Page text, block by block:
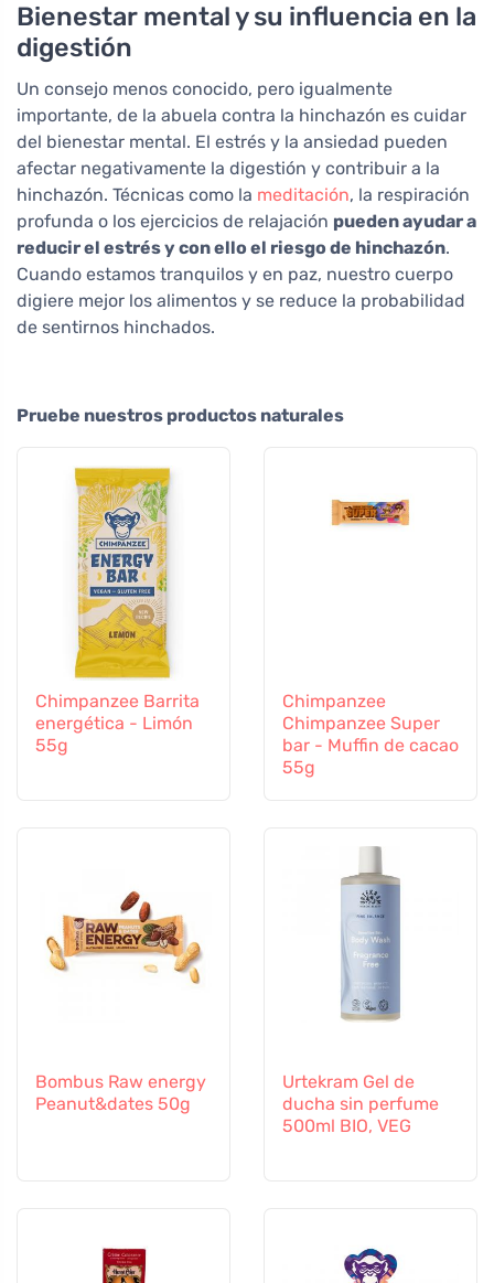
Bienestar mental y su influencia en la
digestión
Un consejo menos conocido, pero igualmente
importante, de la abuela contra la hinchazón es cuidar
del bienestar mental. El estrés y la ansiedad pueden
afectar negativamente la digestión y contribuir a la
hinchazón. Técnicas como la meditación, la respiración
profunda o los ejercicios de relajación pueden ayudar a
reducir el estrés y con ello el riesgo de hinchazón.
Cuando estamos tranquilos y en paz, nuestro cuerpo
digiere mejor los alimentos y se reduce la probabilidad
de sentirnos hinchados.
Pruebe nuestros productos naturales
Chimpanzee Barrita
energética - Limón
55g
Chimpanzee
Chimpanzee Super
bar - Muffin de cacao
55g
Bombus Raw energy
Peanut&dates 50g
Urtekram Gel de
ducha sin perfume
500ml BIO, VEG